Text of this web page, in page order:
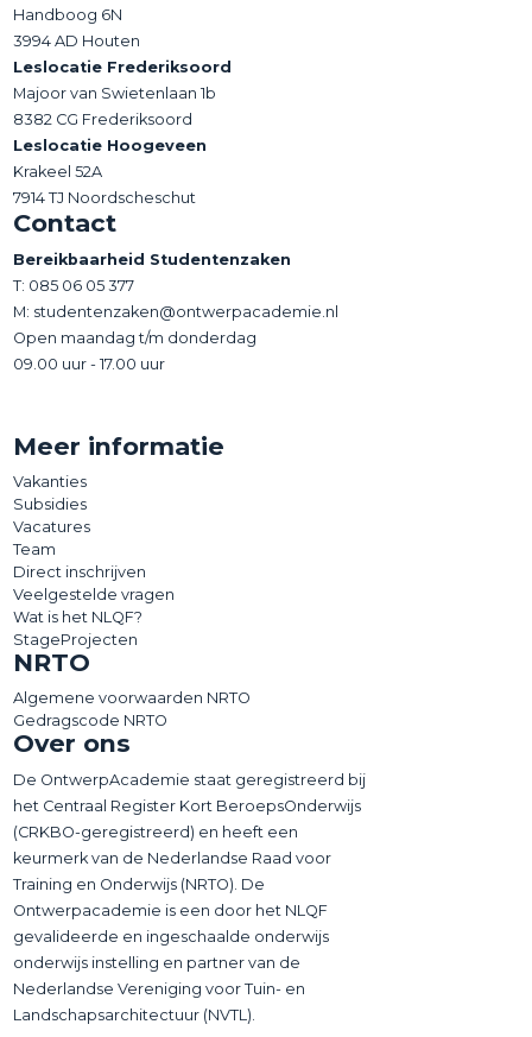
Handboog 6N
3994 AD Houten
Leslocatie Frederiksoord
Majoor van Swietenlaan 1b
8382 CG Frederiksoord
Leslocatie Hoogeveen
Krakeel 52A
7914 TJ Noordscheschut
Contact
Bereikbaarheid Studentenzaken
T: 085 06 05 377
M: studentenzaken@ontwerpacademie.nl
Open maandag t/m donderdag
09.00 uur - 17.00 uur
Meer informatie
Vakanties
Subsidies
Vacatures
Team
Direct inschrijven
Veelgestelde vragen
Wat is het NLQF?
StageProjecten
NRTO
Algemene voorwaarden NRTO
Gedragscode NRTO
Over ons
De OntwerpAcademie staat geregistreerd bij
het Centraal Register Kort BeroepsOnderwijs
(CRKBO-geregistreerd) en heeft een
keurmerk van de Nederlandse Raad voor
Training en Onderwijs (NRTO). De
Ontwerpacademie is een door het NLQF
gevalideerde en ingeschaalde onderwijs
onderwijs instelling en partner van de
Nederlandse Vereniging voor Tuin- en
Landschapsarchitectuur (NVTL).